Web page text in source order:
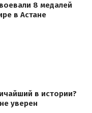
8 медалей
в Астане
в истории?
уверен